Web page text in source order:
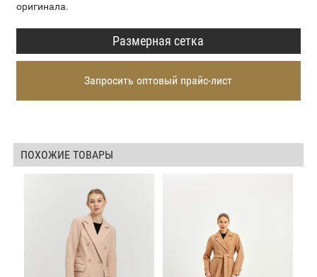
оригинала.
Размерная сетка
Запросить оптовый прайс-лист
ПОХОЖИЕ ТОВАРЫ